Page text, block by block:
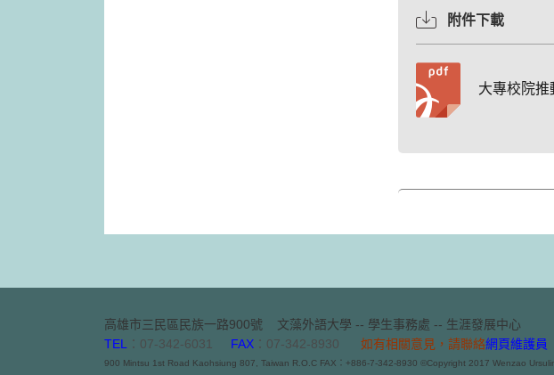
附件下載
大專校院
高雄市三民區民族一路900號
文藻外語大學 -- 學生事務處 -- 生涯發展中心
TEL
：07-342-6031 FAX ：07-342-8930 如有相關意見，請聯絡網頁維護員
900 Mintsu 1st Road Kaohsiung 807, Taiwan R.O.C FAX：+886-7-342-8930 ©Copyright 2017 Wenzao